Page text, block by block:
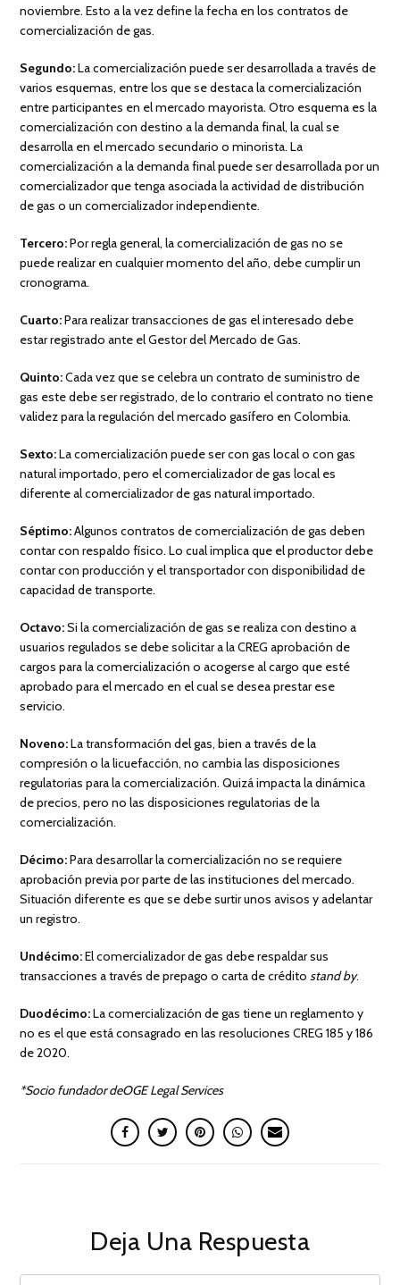
noviembre. Esto a la vez define la fecha en los contratos de
comercialización de gas.
Segundo:La comercialización puede ser desarrollada a través de
varios esquemas, entre los que se destaca la comercialización
entre participantes en el mercado mayorista. Otro esquema es la
comercialización con destino a la demanda final, la cual se
desarrolla en el mercado secundario o minorista. La
comercialización a la demanda final puede ser desarrollada por un
comercializador que tenga asociada la actividad de distribución
de gas o un comercializador independiente.
Tercero:Por regla general, la comercialización de gas no se
puede realizar en cualquier momento del año, debe cumplir un
cronograma.
Cuarto:Para realizar transacciones de gas el interesado debe
estar registrado ante el Gestor del Mercado de Gas.
Quinto:Cada vez que se celebra un contrato de suministro de
gas este debe ser registrado, de lo contrario el contrato no tiene
validez para la regulación del mercado gasífero en Colombia.
Sexto:La comercialización puede ser con gas local o con gas
natural importado, pero el comercializador de gas local es
diferente al comercializador de gas natural importado.
Séptimo:Algunos contratos de comercialización de gas deben
contar con respaldo físico. Lo cual implica que el productor debe
contar con producción y el transportador con disponibilidad de
capacidad de transporte.
Octavo:Si la comercialización de gas se realiza con destino a
usuarios regulados se debe solicitar a la CREG aprobación de
cargos para la comercialización o acogerse al cargo que esté
aprobado para el mercado en el cual se desea prestar ese
servicio.
Noveno:La transformación del gas, bien a través de la
compresión o la licuefacción, no cambia las disposiciones
regulatorias para la comercialización. Quizá impacta la dinámica
de precios, pero no las disposiciones regulatorias de la
comercialización.
Décimo:Para desarrollar la comercialización no se requiere
aprobación previa por parte de las instituciones del mercado.
Situación diferente es que se debe surtir unos avisos y adelantar
un registro.
Undécimo:El comercializador de gas debe respaldar sus
transacciones a través de prepago o carta de créditostand by.
Duodécimo:La comercialización de gas tiene un reglamento y
no es el que está consagrado en las resoluciones CREG 185 y 186
de 2020.
*Socio fundador deOGE Legal Services
Deja Una Respuesta
COMMENT